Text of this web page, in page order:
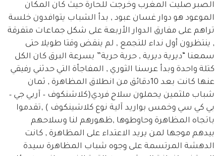
الصبر صليت المغرب وخرجت للحارة حيث كان المكان
الموعود هو دوار غسان عبود , بدأ الشباب يتوافدون خلسة
تراهم على مفارق الدوار الأربعة على شكل جماعات متفرقة
, ينتظرون أول نداء للتجمع , لم ينقض وقتا طويلا حتى
سمعنا “ديرية ديرية , حرية حرية” بسرعة البرق كان الكل
كتلة واحدة وبدأ عرسنا الثوري , المفاجأة التي حدثني رفيقي
عنها كانت بعد 10دقائق من انطلاق المظاهرة , ثمان
شباب ملثمين يحملون سلاح فردي(كلاشنكوف – آربي جي –
بي كي سي وخمس بواريد آلية نوع كلاشينكوف ) ,تقدموا
باتجاه المظاهرة وحاوطوها ,ظهورهم لنا وسلاحهم
بيدهم موجها لمن يريد الاعتداء على المظاهرة , كانت
الدهشة المرتسمة على وجوه شباب المظاهرة سيدة